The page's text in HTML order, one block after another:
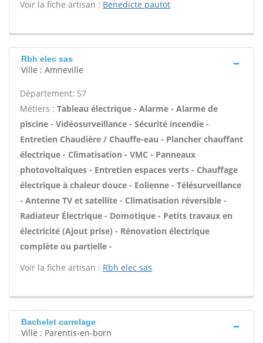
Voir la fiche artisan : Benedicte pautot
Rbh elec sas
Ville : Amneville
Département: 57
Métiers : Tableau électrique - Alarme - Alarme de
piscine - Vidéosurveillance - Sécurité incendie -
Entretien Chaudière / Chauffe-eau - Plancher chauffant
électrique - Climatisation - VMC - Panneaux
photovoltaïques - Entretien espaces verts - Chauffage
électrique à chaleur douce - Eolienne - Télésurveillance
- Antenne TV et satellite - Climatisation réversible -
Radiateur Électrique - Domotique - Petits travaux en
électricité (Ajout prise) - Rénovation électrique
complète ou partielle -
Voir la fiche artisan : Rbh elec sas
Bachelet carrelage
Ville : Parentis-en-born